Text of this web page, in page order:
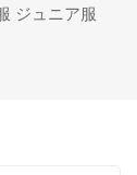
ジュニア服